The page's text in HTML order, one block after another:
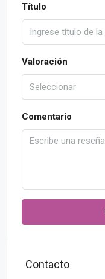
Título
Valoración
Seleccionar
Comentario
Contacto